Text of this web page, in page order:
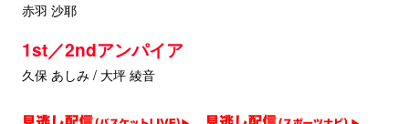
赤羽 沙耶
1st／2ndアンパイア
久保 あしみ / 大坪 綾音